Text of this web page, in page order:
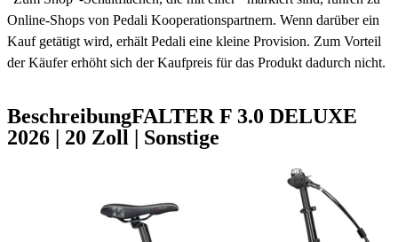
Online-Shops von Pedali Kooperationspartnern. Wenn darüber ein
Kauf getätigt wird, erhält Pedali eine kleine Provision. Zum Vorteil
der Käufer erhöht sich der Kaufpreis für das Produkt dadurch nicht.
BeschreibungFALTER F 3.0 DELUXE
2026 | 20 Zoll | Sonstige